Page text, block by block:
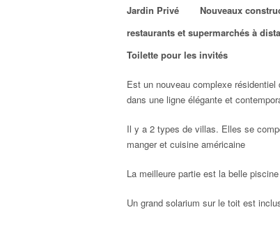
Jardin Privé
Nouveaux
restaurants et supermarchés à
Toilette pour les invités
Est un nouveau complexe
dans une ligne élégante et
Il y a 2 types de villas. Elles se
manger et cuisine américaine
La meilleure partie est la belle
Un grand solarium sur le toit est